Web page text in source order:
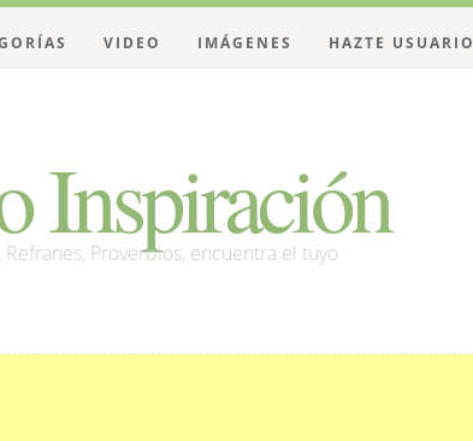
Inspiración
Proverbios, encuentra el tuyo
VIDEO IMÁGENES HAZTE USUARIO